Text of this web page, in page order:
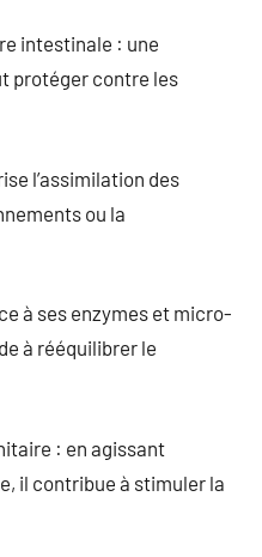
intestinale : une
protéger contre les
l’assimilation des
ou la
à ses enzymes et micro-
à rééquilibrer le
: en agissant
il contribue à stimuler la